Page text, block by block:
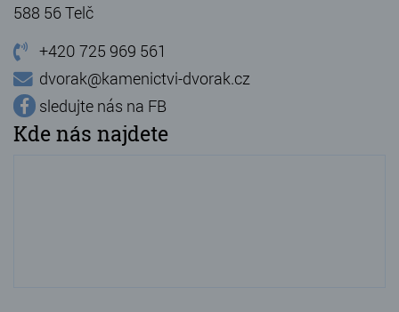
588 56 Telč
+420 725 969 561
dvorak@kamenictvi-dvorak.cz
sledujte nás na FB
Kde nás najdete